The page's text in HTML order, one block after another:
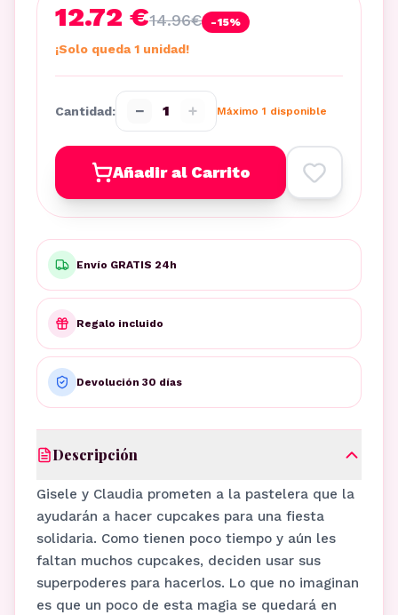
12.72 €14.96€ -15%
¡Solo queda 1 unidad!
Cantidad: − 1 + Máximo 1 disponible
Añadir al Carrito
Envío GRATIS 24h
Regalo incluido
Devolución 30 días
Descripción
Gisele y Claudia prometen a la pastelera que la
ayudarán a hacer cupcakes para una fiesta
solidaria. Como tienen poco tiempo y aún les
faltan muchos cupcakes, deciden usar sus
superpoderes para hacerlos. Lo que no imaginan
es que un poco de esta magia se quedará en